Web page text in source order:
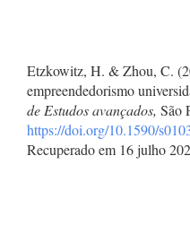
Etzkowitz, H. & Zhou, C.
empreendedorismo
de Estudos avançados, São
https://doi.org/10.1590/
Recuperado em 16 julho